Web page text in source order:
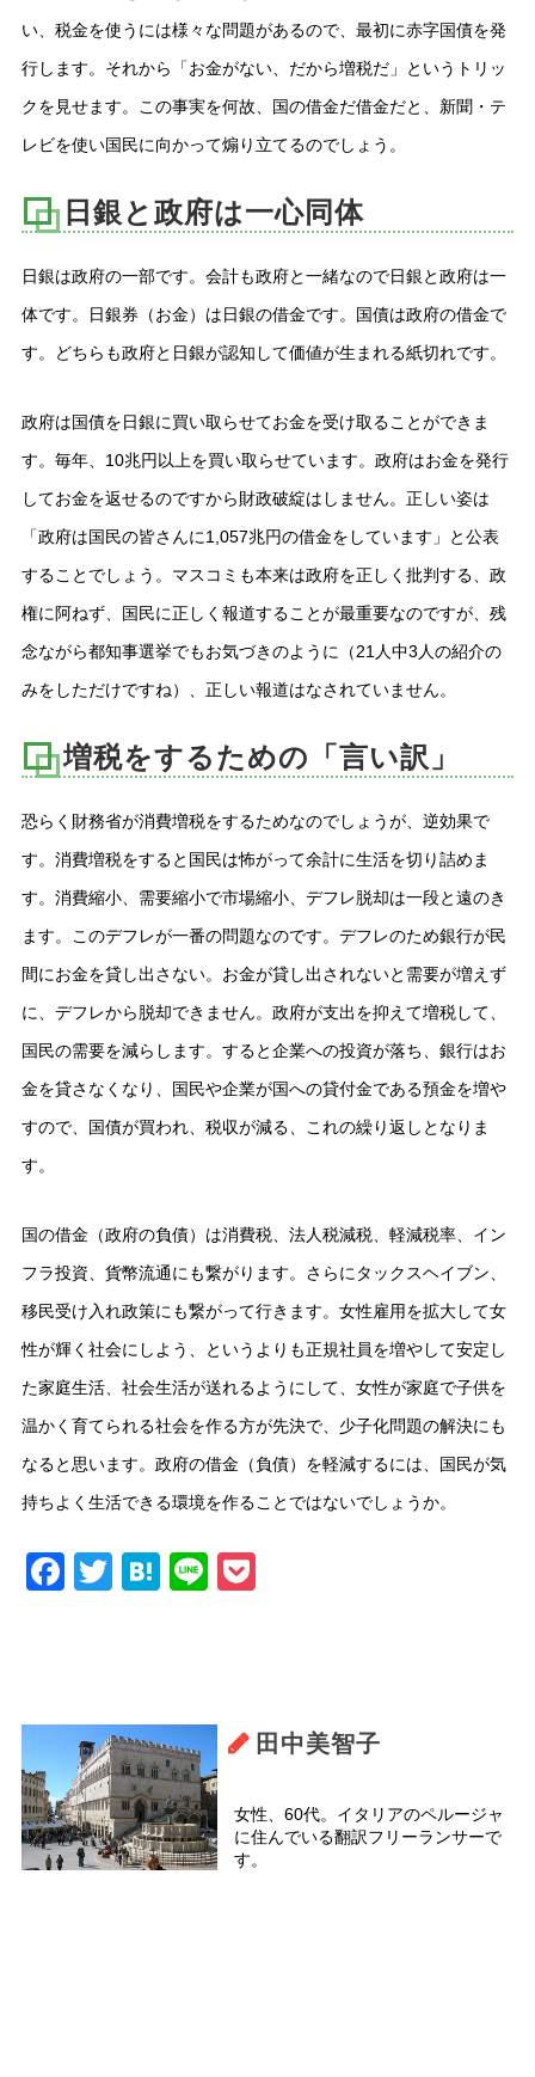
い、税金を使うには様々な問題があるので、最初に赤字国債を発
行します。それから「お金がない、だから増税だ」というトリッ
クを見せます。この事実を何故、国の借金だ借金だと、新聞・テ
レビを使い国民に向かって煽り立てるのでしょう。
日銀と政府は一心同体
日銀は政府の一部です。会計も政府と一緒なので日銀と政府は一
体です。日銀券（お金）は日銀の借金です。国債は政府の借金で
す。どちらも政府と日銀が認知して価値が生まれる紙切れです。
政府は国債を日銀に買い取らせてお金を受け取ることができま
す。毎年、10兆円以上を買い取らせています。政府はお金を発行
してお金を返せるのですから財政破綻はしません。正しい姿は
「政府は国民の皆さんに1,057兆円の借金をしています」と公表
することでしょう。マスコミも本来は政府を正しく批判する、政
権に阿ねず、国民に正しく報道することが最重要なのですが、残
念ながら都知事選挙でもお気づきのように（21人中3人の紹介の
みをしただけですね）、正しい報道はなされていません。
増税をするための「言い訳」
恐らく財務省が消費増税をするためなのでしょうが、逆効果で
す。消費増税をすると国民は怖がって余計に生活を切り詰めま
す。消費縮小、需要縮小で市場縮小、デフレ脱却は一段と遠のき
ます。このデフレが一番の問題なのです。デフレのため銀行が民
間にお金を貸し出さない。お金が貸し出されないと需要が増えず
に、デフレから脱却できません。政府が支出を抑えて増税して、
国民の需要を減らします。すると企業への投資が落ち、銀行はお
金を貸さなくなり、国民や企業が国への貸付金である預金を増や
すので、国債が買われ、税収が減る、これの繰り返しとなりま
す。
国の借金（政府の負債）は消費税、法人税減税、軽減税率、イン
フラ投資、貨幣流通にも繋がります。さらにタックスヘイブン、
移民受け入れ政策にも繋がって行きます。女性雇用を拡大して女
性が輝く社会にしよう、というよりも正規社員を増やして安定し
た家庭生活、社会生活が送れるようにして、女性が家庭で子供を
温かく育てられる社会を作る方が先決で、少子化問題の解決にも
なると思います。政府の借金（負債）を軽減するには、国民が気
持ちよく生活できる環境を作ることではないでしょうか。
Facebook
Twitter
Hatena
Line
田中美智子
女性、60代。イタリアのペルージャ
に住んでいる翻訳フリーランサーで
す。